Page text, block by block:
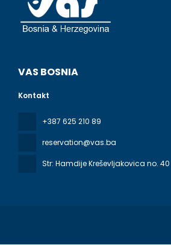
VAS BOSNIA
Kontakt
+387 625 210 89
reservation@vas.ba
Str: Hamdije Kreševljakovica no. 40